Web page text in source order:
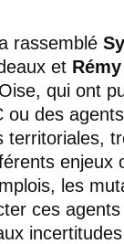
rassemblé
et
qui ont
ou des
territoriales,
enjeux
les
ces